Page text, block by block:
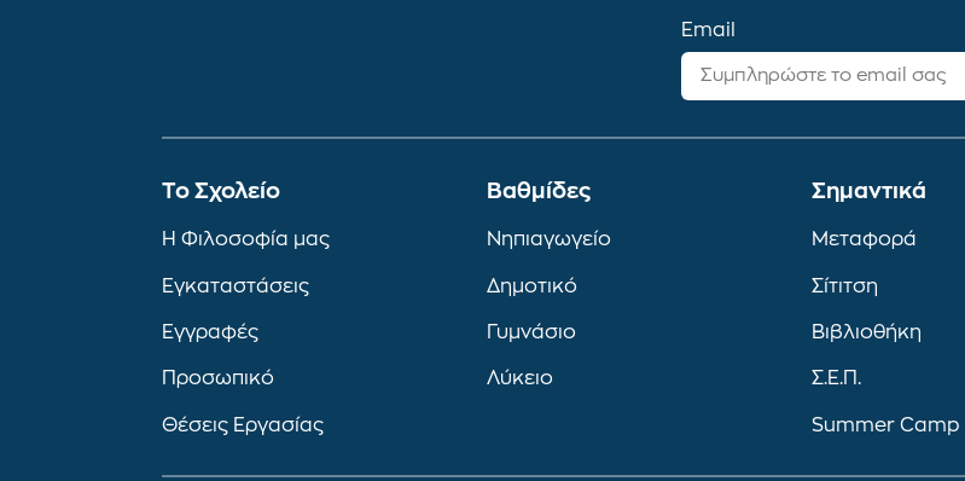
Email
To Σχολείο
Η Φιλοσοφία μας
Εγκαταστάσεις
Εγγραφές
Προσωπικό
Θέσεις Εργασίας
Βαθμίδες
Νηπιαγωγείο
Δημοτικό
Γυμνάσιο
Λύκειο
Σημαντικά
Μεταφορά
Σίτιτση
Βιβλιοθήκη
Σ.Ε.Π.
Summer Camp